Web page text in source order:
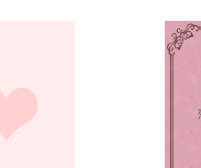
であるエリート弁護士